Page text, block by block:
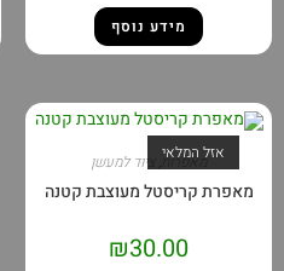
מידע נוסף
אזל המלאי
מאפרות ,ציוד למעשן
קריסטל מעוצבת קטנה
₪30.00